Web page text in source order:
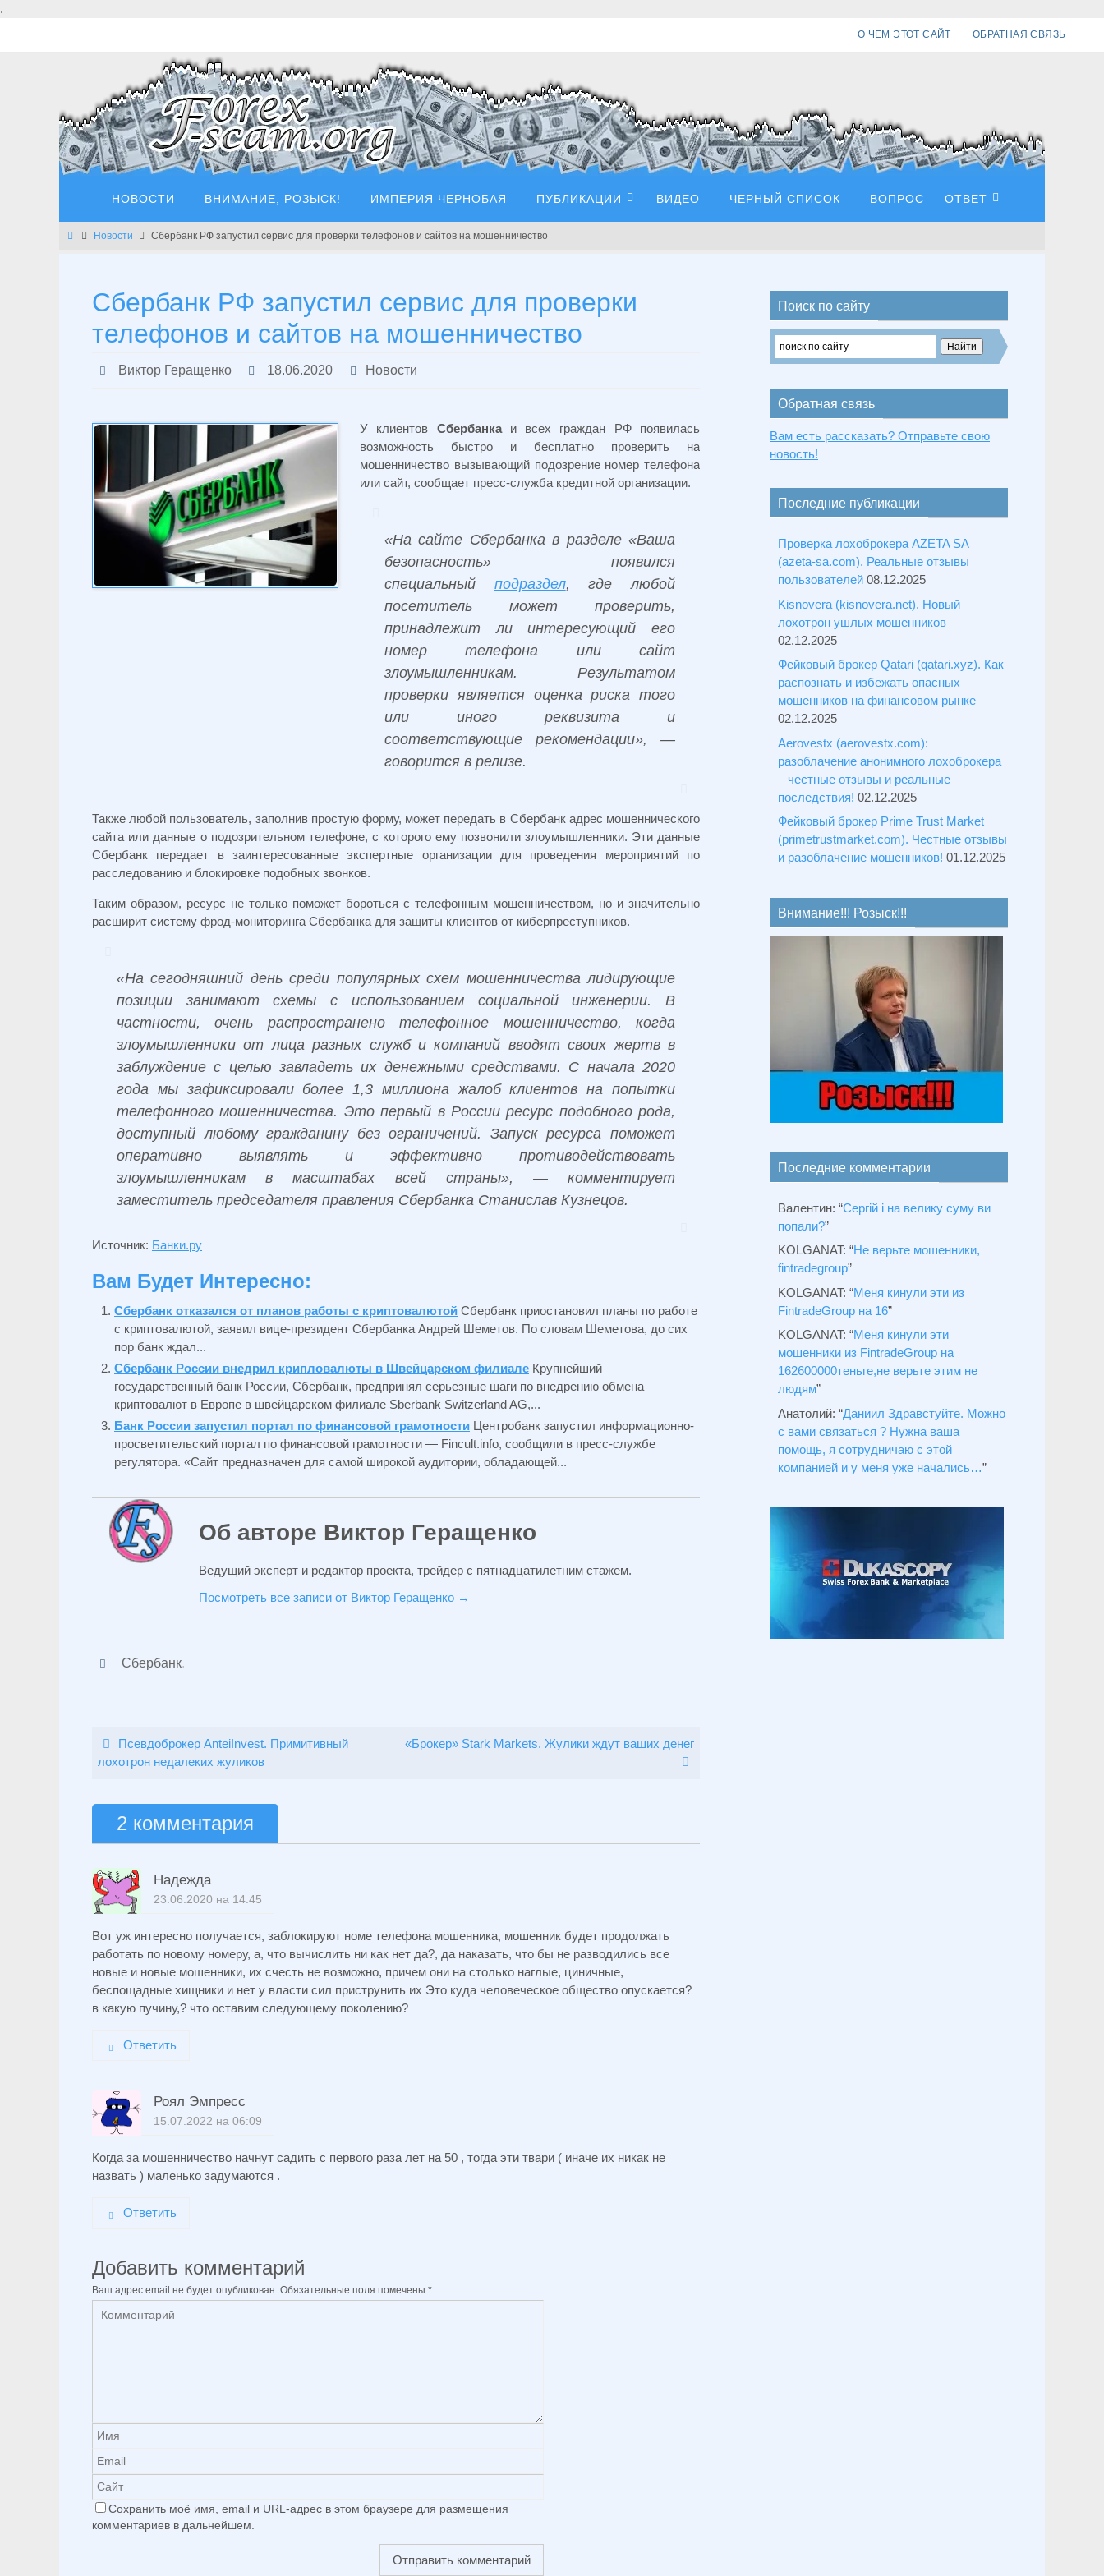
.
О ЧЕМ ЭТОТ САЙТ ОБРАТНАЯ СВЯЗЬ
НОВОСТИ ВНИМАНИЕ, РОЗЫСК! ИМПЕРИЯ ЧЕРНОБАЯ ПУБЛИКАЦИИ ВИДЕО ЧЕРНЫЙ СПИСОК ВОПРОС — ОТВЕТ
Главная
Новости Сбербанк РФ запустил сервис для проверки телефонов и сайтов на мошенничество
Сбербанк РФ запустил сервис для проверки
телефонов и сайтов на мошенничество
Виктор Геращенко 18.06.2020 Новости
У клиентов Сбербанкаи всех граждан РФ появилась
возможность быстро и бесплатно проверить на
мошенничество вызывающий подозрение номер телефона
или сайт, сообщает пресс-служба кредитной организации.
«На сайте Сбербанка в разделе «Ваша
безопасность» появился
специальный подраздел, где любой
посетитель может проверить,
принадлежит ли интересующий его
номер телефона или сайт
злоумышленникам. Результатом
проверки является оценка риска того
или иного реквизита и
соответствующие рекомендации», —
говорится в релизе.
Также любой пользователь, заполнив простую форму, может передать в Сбербанк адрес мошеннического
сайта или данные о подозрительном телефоне, с которого ему позвонили злоумышленники. Эти данные
Сбербанк передает в заинтересованные экспертные организации для проведения мероприятий по
расследованию и блокировке подобных звонков.
Таким образом, ресурс не только поможет бороться с телефонным мошенничеством, но и значительно
расширит систему фрод-мониторинга Сбербанка для защиты клиентов от киберпреступников.
«На сегодняшний день среди популярных схем мошенничества лидирующие
позиции занимают схемы с использованием социальной инженерии. В
частности, очень распространено телефонное мошенничество, когда
злоумышленники от лица разных служб и компаний вводят своих жертв в
заблуждение с целью завладеть их денежными средствами. С начала 2020
года мы зафиксировали более 1,3 миллиона жалоб клиентов на попытки
телефонного мошенничества. Это первый в России ресурс подобного рода,
доступный любому гражданину без ограничений. Запуск ресурса поможет
оперативно выявлять и эффективно противодействовать
злоумышленникам в масштабах всей страны», — комментирует
заместитель председателя правления Сбербанка Станислав Кузнецов.
Источник: Банки.ру
Вам Будет Интересно:
Сбербанк отказался от планов работы с криптовалютой Сбербанк приостановил планы по работе
с криптовалютой, заявил вице-президент Сбербанка Андрей Шеметов. По словам Шеметова, до сих
пор банк ждал...
Сбербанк России внедрил крипловалюты в Швейцарском филиале Крупнейший
государственный банк России, Сбербанк, предпринял серьезные шаги по внедрению обмена
криптовалют в Европе в швейцарском филиале Sberbank Switzerland AG,...
Банк России запустил портал по финансовой грамотности Центробанк запустил информационно-
просветительский портал по финансовой грамотности — Fincult.info, сообщили в пресс-службе
регулятора. «Сайт предназначен для самой широкой аудитории, обладающей...
Об авторе Виктор Геращенко
Ведущий эксперт и редактор проекта, трейдер с пятнадцатилетним стажем.
Посмотреть все записи от Виктор Геращенко →
Сбербанк.
Псевдоброкер AnteiInvest. Примитивный
лохотрон недалеких жуликов
«Брокер» Stark Markets. Жулики ждут ваших денег
2 комментария
Надежда
23.06.2020 на 14:45
Вот уж интересно получается, заблокируют номе телефона мошенника, мошенник будет продолжать
работать по новому номеру, а, что вычислить ни как нет да?, да наказать, что бы не разводились все
новые и новые мошенники, их счесть не возможно, причем они на столько наглые, циничные,
беспощадные хищники и нет у власти сил приструнить их Это куда человеческое общество опускается?
в какую пучину,? что оставим следующему поколению?
Ответить
Роял Эмпресс
15.07.2022 на 06:09
Когда за мошенничество начнут садить с первого раза лет на 50 , тогда эти твари ( иначе их никак не
назвать ) маленько задумаются .
Ответить
Добавить комментарий
Ваш адрес email не будет опубликован. Обязательные поля помечены *
Сохранить моё имя, email и URL-адрес в этом браузере для размещения
комментариев в дальнейшем.
Поиск по сайту
Обратная связь
Вам есть рассказать? Отправьте свою
новость!
Последние публикации
Проверка лохоброкера AZETA SA
(azeta-sa.com). Реальные отзывы
пользователей 08.12.2025
Kisnovera (kisnovera.net). Новый
лохотрон ушлых мошенников
02.12.2025
Фейковый брокер Qatari (qatari.xyz). Как
распознать и избежать опасных
мошенников на финансовом рынке
02.12.2025
Aerovestx (aerovestx.com):
разоблачение анонимного лохоброкера
– честные отзывы и реальные
последствия! 02.12.2025
Фейковый брокер Prime Trust Market
(primetrustmarket.com). Честные отзывы
и разоблачение мошенников! 01.12.2025
Внимание!!! Розыск!!!
Последние комментарии
Валентин: “Сергій і на велику суму ви
попали?”
KOLGANAT: “Не верьте мошенники,
fintradegroup”
KOLGANAT: “Меня кинули эти из
FintradeGroup на 16”
KOLGANAT: “Меня кинули эти
мошенники из FintradeGroup на
162600000теньге,не верьте этим не
людям”
Анатолий: “Даниил Здравстуйте. Можно
с вами связаться ? Нужна ваша
помощь, я сотрудничаю с этой
компанией и у меня уже начались…”